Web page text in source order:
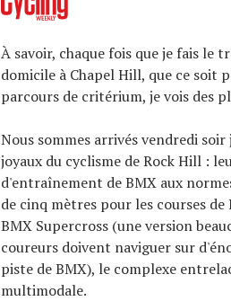
À savoir, chaque fois que je fais le
domicile à Chapel Hill, que ce soit
parcours de critérium, je vois des
Nous sommes arrivés vendredi
joyaux du cyclisme de Rock Hill :
d'entraînement de BMX aux
de cinq mètres pour les courses
BMX Supercross (une version
coureurs doivent naviguer sur
piste de BMX), le complexe
multimodale.